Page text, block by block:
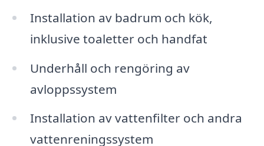
Installation av badrum och kök,
inklusive toaletter och handfat
Underhåll och rengöring av
avloppssystem
Installation av vattenfilter och andra
vattenreningssystem